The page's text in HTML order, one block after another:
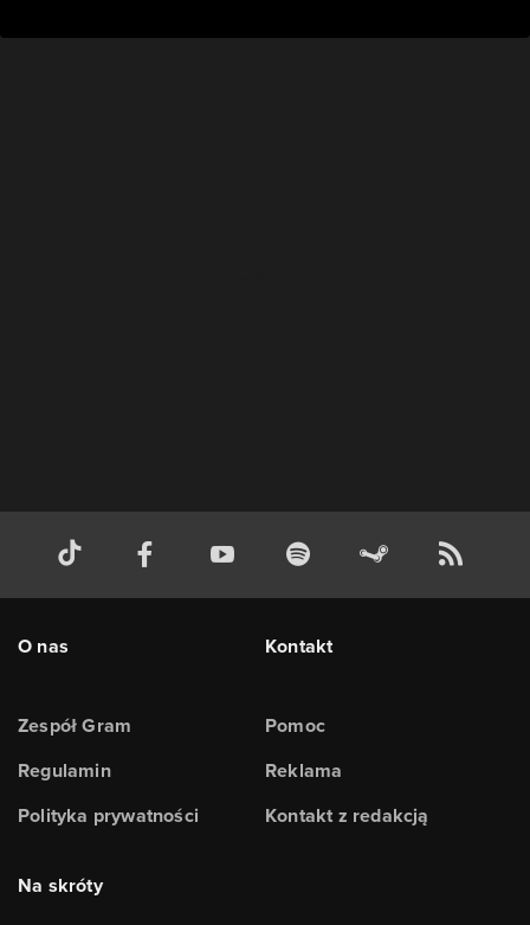
O nas
Zespół Gram
Regulamin
Polityka prywatności
Kontakt
Pomoc
Reklama
Kontakt z redakcją
Na skróty